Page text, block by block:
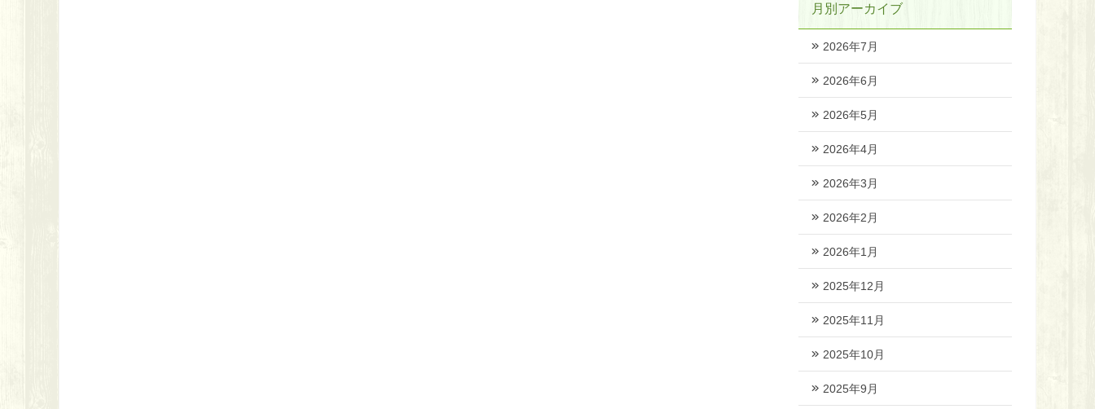
月別アーカイブ
2026年7月
2026年6月
2026年5月
2026年4月
2026年3月
2026年2月
2026年1月
2025年12月
2025年11月
2025年10月
2025年9月